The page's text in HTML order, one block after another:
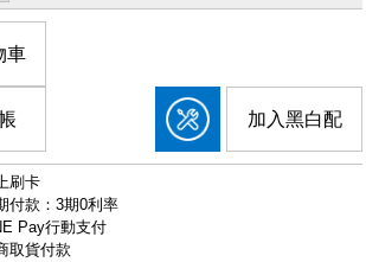
車
加入黑白配
刷卡
付款：3期0利率
Pay行動支付
取貨付款